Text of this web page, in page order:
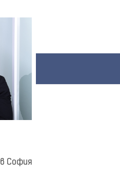
София